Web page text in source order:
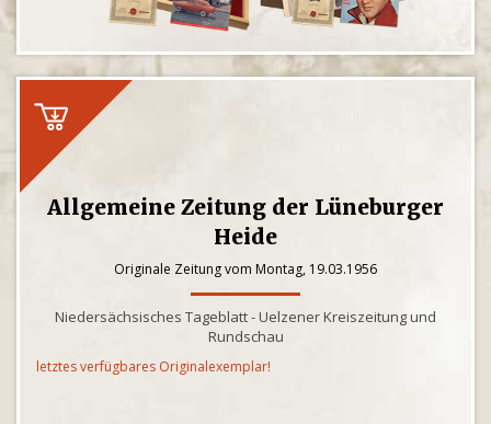
Allgemeine Zeitung der Lüneburger
Heide
Originale Zeitung vom Montag, 19.03.1956
Niedersächsisches Tageblatt - Uelzener Kreiszeitung und
Rundschau
letztes verfügbares Originalexemplar!